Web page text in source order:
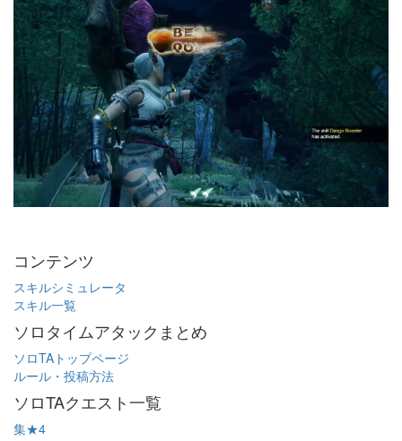
コンテンツ
スキルシミュレータ
スキル一覧
ソロタイムアタックまとめ
ソロTAトップページ
ルール・投稿方法
ソロTAクエスト一覧
集★4